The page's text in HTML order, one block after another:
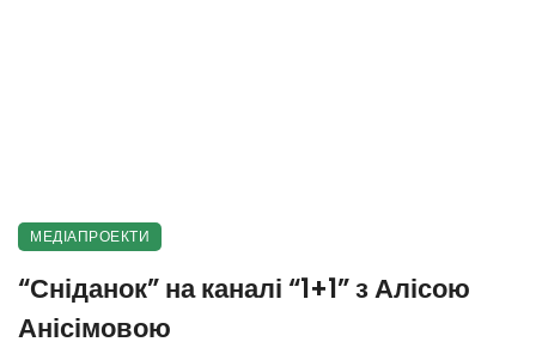
МЕДІАПРОЕКТИ
“Сніданок” на каналі “1+1” з Алісою
Анісімовою